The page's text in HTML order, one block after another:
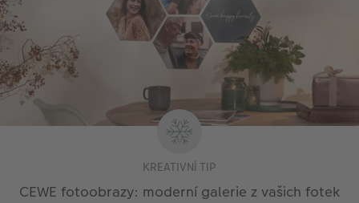
KREATIVNÍ TIP
CEWE fotoobrazy: moderní galerie z vašich fotek